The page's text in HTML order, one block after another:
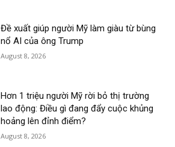
Đề xuất giúp người Mỹ làm giàu từ bùng
nổ AI của ông Trump
August 8, 2026
Hơn 1 triệu người Mỹ rời bỏ thị trường
lao động: Điều gì đang đẩy cuộc khủng
hoảng lên đỉnh điểm?
August 8, 2026